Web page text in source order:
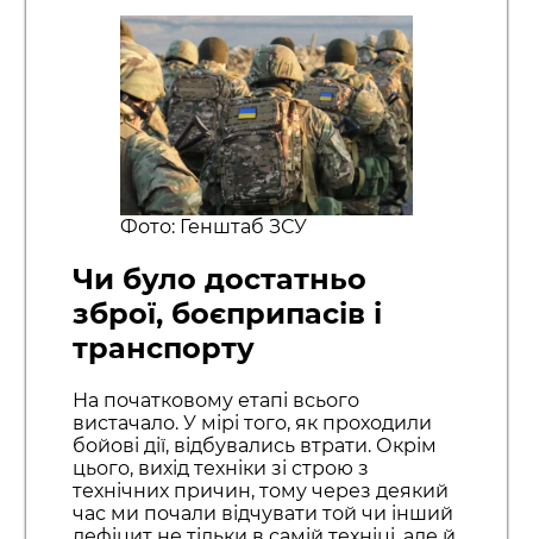
Фото: Генштаб ЗСУ
Чи було достатньо
зброї, боєприпасів і
транспорту
На початковому етапі всього
вистачало. У мірі того, як проходили
бойові дії, відбувались втрати. Окрім
цього, вихід техніки зі строю з
технічних причин, тому через деякий
час ми почали відчувати той чи інший